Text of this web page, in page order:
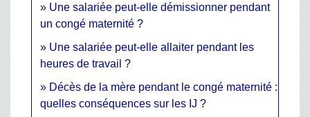
Une salariée peut-elle démissionner pendant
un congé maternité ?
Une salariée peut-elle allaiter pendant les
heures de travail ?
Décès de la mère pendant le congé maternité :
quelles conséquences sur les IJ ?